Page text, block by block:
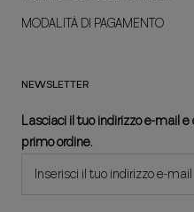
MODALITÀ DI PAGAMENTO
NEWSLETTER
Lasciaci il tuo indirizzo e-mail e
primo ordine.